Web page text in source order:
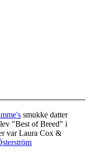
smukke datter
"Best of Breed" i
var Laura Cox &